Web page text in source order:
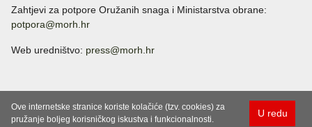
Zahtjevi za potpore Oružanih snaga i Ministarstva obrane:
potpora@morh.hr
Web uredništvo: press@morh.hr
U redu
Ove internetske stranice koriste kolačiće (tzv. cookies) za
pružanje boljeg korisničkog iskustva i funkcionalnosti.